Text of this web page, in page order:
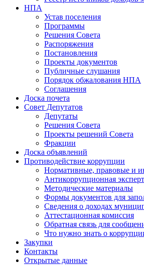
НПА
Устав поселения
Программы
Решения Совета
Распоряжения
Постановления
Проекты документов
Публичные слушания
Порядок обжалования НПА
Соглашения
Доска почета
Совет Депутатов
Депутаты
Решения Совета
Проекты решений Совета
Фракции
Доска объявлений
Противодействие коррупции
Нормативные, правовые и
Антикоррупционная
Методические материалы
Формы документов для
Сведения о доходах
Аттестационная комиссия
Обратная связь для
Что нужно знать о
Закупки
Контакты
Открытые данные